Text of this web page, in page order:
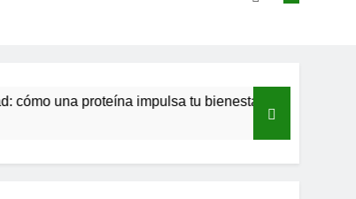
proteína impulsa tu bienestar»
10 Meses Atrás